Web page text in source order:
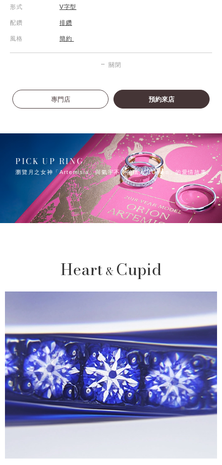
形式 V字型
配鑽 排鑽
風格 簡約
關閉
專門店 預約來店
PICK UP RING
瀏覽月之女神「Artemisia」與氣宇不凡的獵人「Orion」的愛情故事。
Heart & Cupid